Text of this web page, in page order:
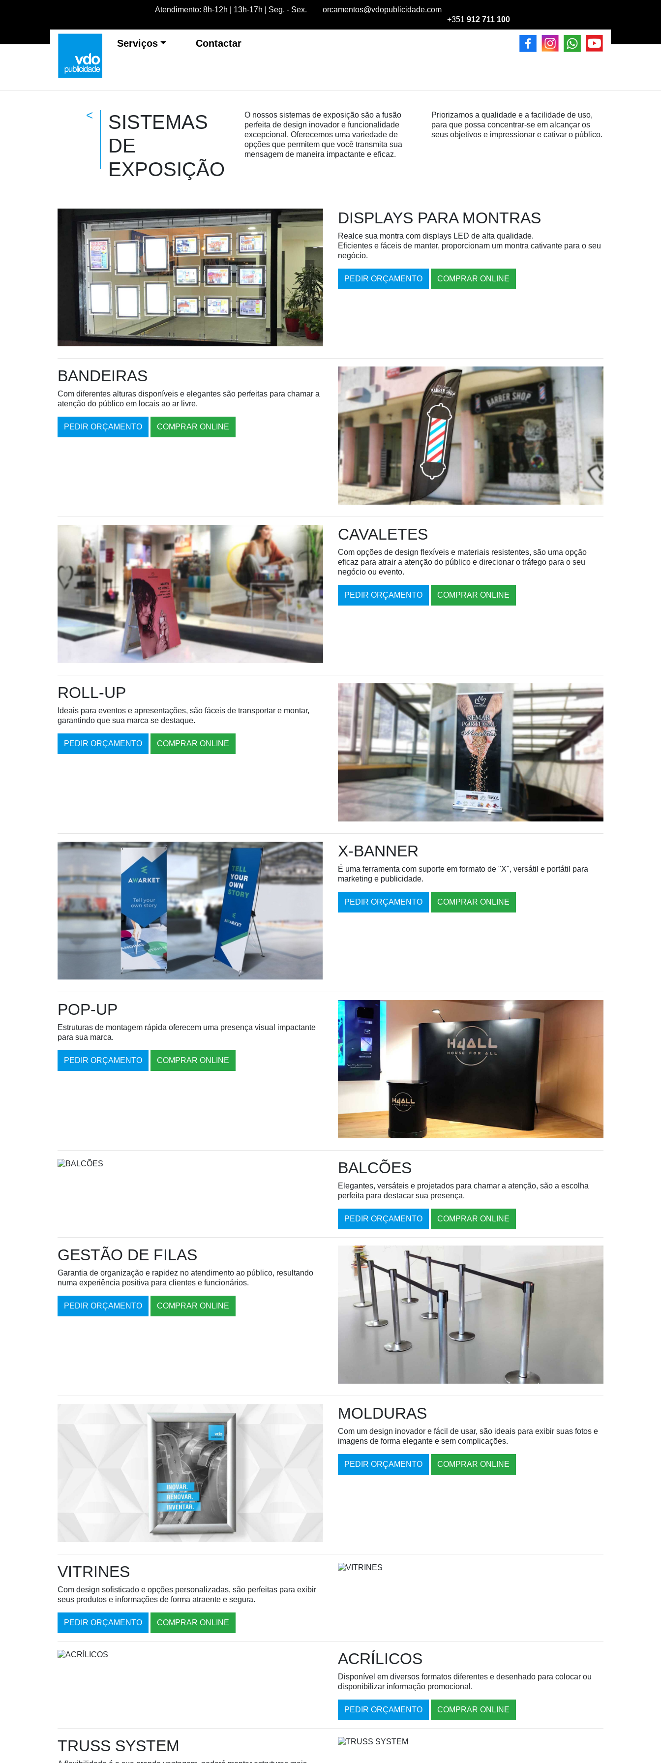
Atendimento: 8h-12h | 13h-17h | Seg. - Sex.
orcamentos@vdopublicidade.com
+351 912 711 100
Serviços Contactar
<
SISTEMAS
DE
EXPOSIÇÃO
O nossos sistemas de exposição são a fusão
perfeita de design inovador e funcionalidade
excepcional. Oferecemos uma variedade de
opções que permitem que você transmita sua
mensagem de maneira impactante e eficaz.
Priorizamos a qualidade e a facilidade de uso,
para que possa concentrar-se em alcançar os
seus objetivos e impressionar e cativar o público.
DISPLAYS PARA MONTRAS
Realce sua montra com displays LED de alta qualidade.
Eficientes e fáceis de manter, proporcionam um montra cativante para o seu
negócio.
PEDIR ORÇAMENTO COMPRAR ONLINE
BANDEIRAS
Com diferentes alturas disponíveis e elegantes são perfeitas para chamar a
atenção do público em locais ao ar livre.
PEDIR ORÇAMENTO COMPRAR ONLINE
CAVALETES
Com opções de design flexíveis e materiais resistentes, são uma opção
eficaz para atrair a atenção do público e direcionar o tráfego para o seu
negócio ou evento.
PEDIR ORÇAMENTO COMPRAR ONLINE
ROLL-UP
Ideais para eventos e apresentações, são fáceis de transportar e montar,
garantindo que sua marca se destaque.
PEDIR ORÇAMENTO COMPRAR ONLINE
X-BANNER
É uma ferramenta com suporte em formato de "X", versátil e portátil para
marketing e publicidade.
PEDIR ORÇAMENTO COMPRAR ONLINE
POP-UP
Estruturas de montagem rápida oferecem uma presença visual impactante
para sua marca.
PEDIR ORÇAMENTO COMPRAR ONLINE
BALCÕES
Elegantes, versáteis e projetados para chamar a atenção, são a escolha
perfeita para destacar sua presença.
PEDIR ORÇAMENTO COMPRAR ONLINE
GESTÃO DE FILAS
Garantia de organização e rapidez no atendimento ao público, resultando
numa experiência positiva para clientes e funcionários.
PEDIR ORÇAMENTO COMPRAR ONLINE
MOLDURAS
Com um design inovador e fácil de usar, são ideais para exibir suas fotos e
imagens de forma elegante e sem complicações.
PEDIR ORÇAMENTO COMPRAR ONLINE
VITRINES
Com design sofisticado e opções personalizadas, são perfeitas para exibir
seus produtos e informações de forma atraente e segura.
PEDIR ORÇAMENTO COMPRAR ONLINE
ACRÍLICOS
Disponível em diversos formatos diferentes e desenhado para colocar ou
disponibilizar informação promocional.
PEDIR ORÇAMENTO COMPRAR ONLINE
TRUSS SYSTEM